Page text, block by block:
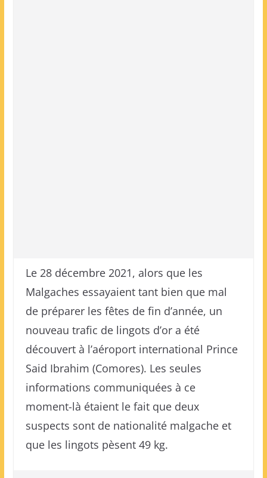
Le 28 décembre 2021, alors que les
Malgaches essayaient tant bien que mal
de préparer les fêtes de fin d’année, un
nouveau trafic de lingots d’or a été
découvert à l’aéroport international Prince
Said Ibrahim (Comores). Les seules
informations communiquées à ce
moment-là étaient le fait que deux
suspects sont de nationalité malgache et
que les lingots pèsent 49 kg.